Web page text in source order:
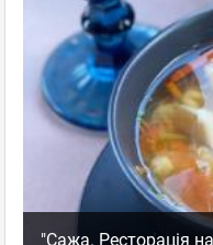
"Сажа. Ресторація